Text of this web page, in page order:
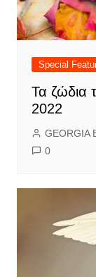
Special
Τα ζώδια
2022
GEORGIA
0